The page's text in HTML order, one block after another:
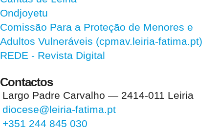
Ondjoyetu
Comissão Para a Proteção de Menores e
Adultos Vulneráveis (cpmav.leiria-fatima.pt)
REDE - Revista Digital
Contactos
Largo Padre Carvalho — 2414-011 Leiria
diocese@leiria-fatima.pt
+351 244 845 030